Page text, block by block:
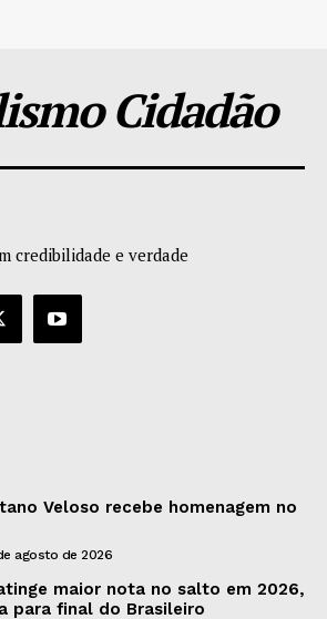
Cidadão
credibilidade e verdade
Veloso recebe homenagem no
agosto de 2026
maior nota no salto em 2026,
para final do Brasileiro